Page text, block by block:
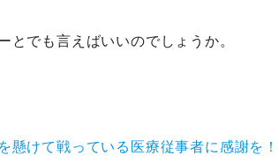
とでも言えばいいのでしょうか。
懸けて戦っている医療従事者に感謝を！